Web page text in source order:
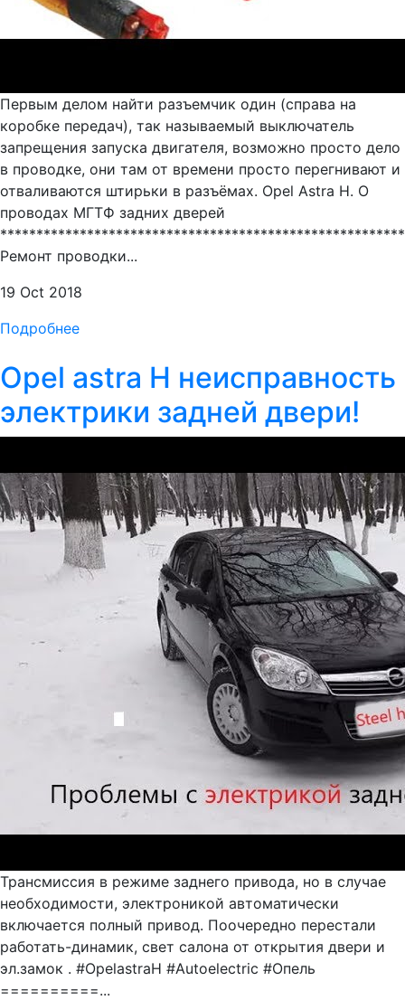
Первым делом найти разъемчик один (справа на
коробке передач), так называемый выключатель
запрещения запуска двигателя, возможно просто дело
в проводке, они там от времени просто перегнивают и
отваливаются штирьки в разъёмах. Opel Astra H. О
проводах МГТФ задних дверей
Ремонт проводки...
19 Oct 2018
Подробнее
Opel astra H неисправность
электрики задней двери!
Трансмиссия в режиме заднего привода, но в случае
необходимости, электроникой автоматически
включается полный привод. Поочередно перестали
работать-динамик, свет салона от открытия двери и
эл.замок . #OpelastraH #Autoelectric #Опель
==========...